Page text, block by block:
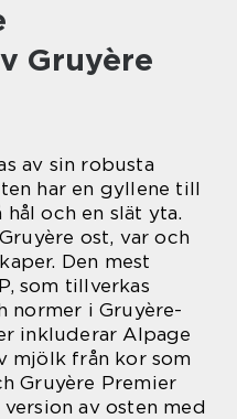
Gruyère
av sin robusta
har en gyllene till
och en slät yta.
ost, var och
Den mest
som tillverkas
normer i Gruyère-
inkluderar Alpage
mjölk från kor som
Gruyère Premier
av osten med